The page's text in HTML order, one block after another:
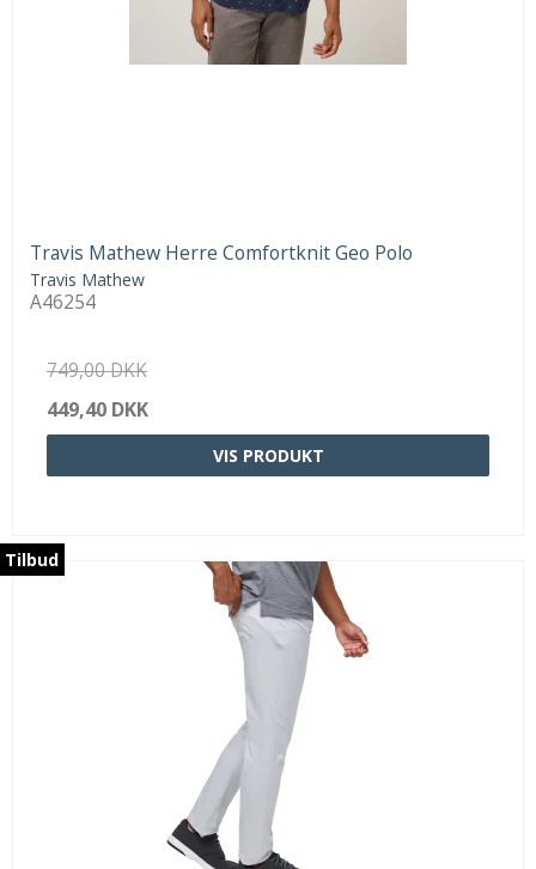
Travis Mathew Herre Comfortknit Geo Polo
Travis Mathew
A46254
749,00 DKK
449,40 DKK
VIS PRODUKT
Tilbud